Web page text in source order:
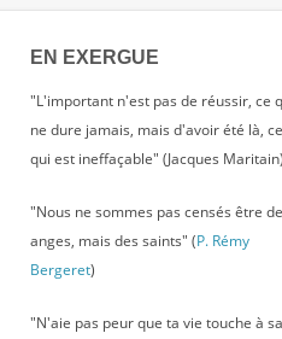
EN EXERGUE
"L'important n'est pas de réussir, ce
ne dure jamais, mais d'avoir été là, ce
qui est ineffaçable" (Jacques Maritain)
"Nous ne sommes pas censés être
anges, mais des saints" (P. Rémy
Bergeret)
"N'aie pas peur que ta vie touche à sa